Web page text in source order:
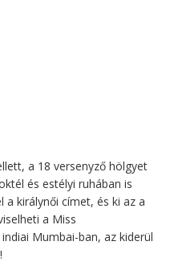
a 18 versenyző hölgyet
és estélyi ruhában is
a királynői címet, és ki az a
a Miss
Mumbai-ban, az kiderül